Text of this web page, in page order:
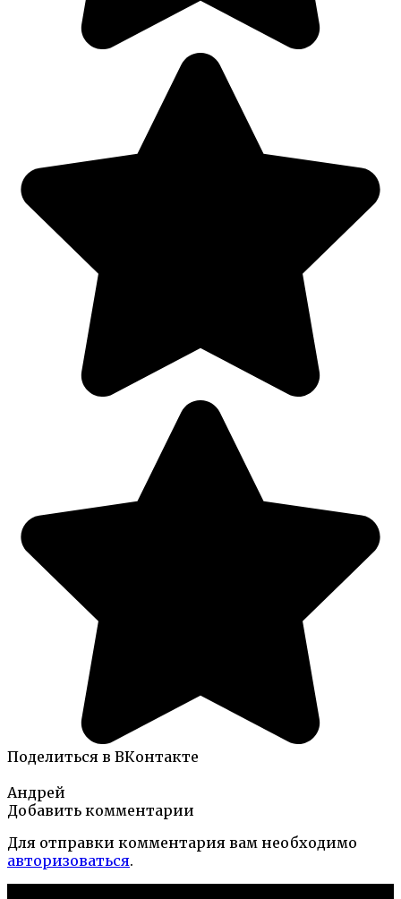
Поделиться в ВКонтакте
Андрей
Добавить комментарии
Для отправки комментария вам необходимо
авторизоваться.